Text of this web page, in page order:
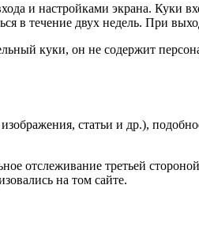
и настройками экрана. Куки
в течение двух недель. При
куки, он не содержит
статьи и др.),
отслеживание третьей
на том сайте.